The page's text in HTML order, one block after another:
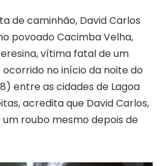
de caminhão, David Carlos
povoado Cacimba Velha,
vítima fatal de um
no início da noite do
entre as cidades de Lagoa
acredita que David Carlos,
roubo mesmo depois de